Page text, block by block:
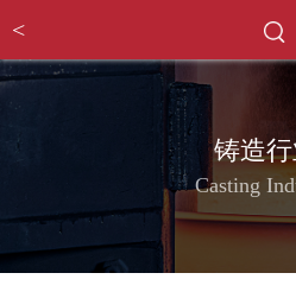
<
铸造
Casting